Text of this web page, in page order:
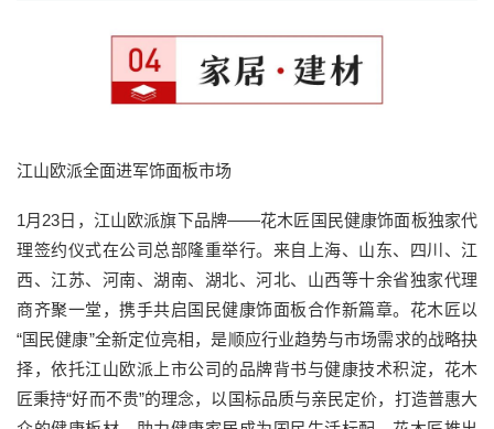
江山欧派全面进军饰面板市场
1月23日，江山欧派旗下品牌——花木匠国民健康饰面板独家代
理签约仪式在公司总部隆重举行。来自上海、山东、四川、江
西、江苏、河南、湖南、湖北、河北、山西等十余省独家代理
商齐聚一堂，携手共启国民健康饰面板合作新篇章。花木匠以
“国民健康”全新定位亮相，是顺应行业趋势与市场需求的战略抉
择，依托江山欧派上市公司的品牌背书与健康技术积淀，花木
匠秉持“好而不贵”的理念，以国标品质与亲民定价，打造普惠大